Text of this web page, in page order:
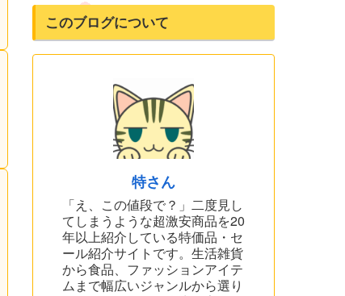
このブログについて
特さん
「え、この値段で？」二度見し
てしまうような超激安商品を20
年以上紹介している特価品・セ
ール紹介サイトです。生活雑貨
から食品、ファッションアイテ
ムまで幅広いジャンルから選り